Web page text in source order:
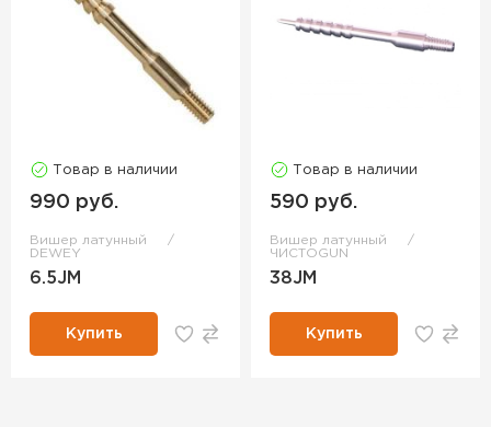
Товар в наличии
990 руб.
Вишер латунный
DEWEY
6.5JM
Купить
Товар в наличии
590 руб.
Вишер латунный
ЧИСТОGUN
38JM
Купить